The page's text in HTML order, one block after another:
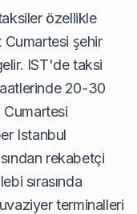
özellikle
şehir
IST'de taksi
20-30
Istanbul
rekabetçi
sırasında
terminalleri